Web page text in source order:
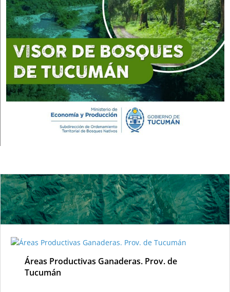
Áreas Productivas Ganaderas. Prov. de
Tucumán